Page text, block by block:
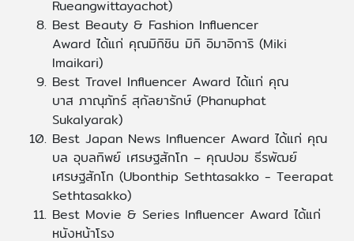
Rueangwittayachot)
Best Beauty & Fashion Influencer
Award ได้แก่ คุณมิกิชิน มิกิ อิมาอิการิ (Miki
Imaikari)
Best Travel Influencer Award ได้แก่ คุณ
บาส ภาณุภัทร์ สุกัลยารักษ์ (Phanuphat
Sukalyarak)
Best Japan News Influencer Award ได้แก่ คุณ
บล อุบลทิพย์ เศรษฐสักโก – คุณปอม ธีรพัฒย์
เศรษฐสักโก (Ubonthip Sethtasakko - Teerapat
Sethtasakko)
Best Movie & Series Influencer Award ได้แก่
หนังหน้าโรง